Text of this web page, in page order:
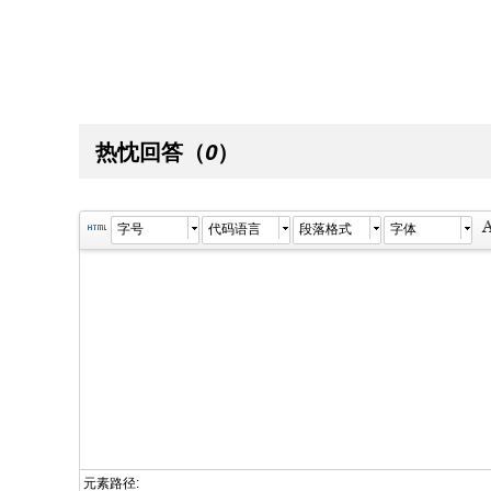
热忱回答 （0）
字号 代码语言 段落格式 字体
元素路径: